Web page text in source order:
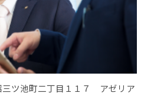
三ツ池町二丁目１１７ アゼリア